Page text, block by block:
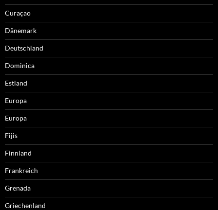
Curaçao
Dänemark
Deutschland
Dominica
Estland
Europa
Europa
Fijis
Finnland
Frankreich
Grenada
Griechenland